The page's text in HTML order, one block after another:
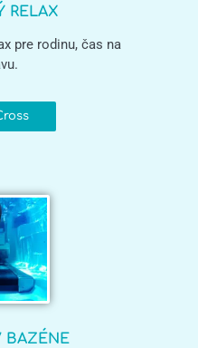
RELAX
pre rodinu, čas na
BAZÉNE